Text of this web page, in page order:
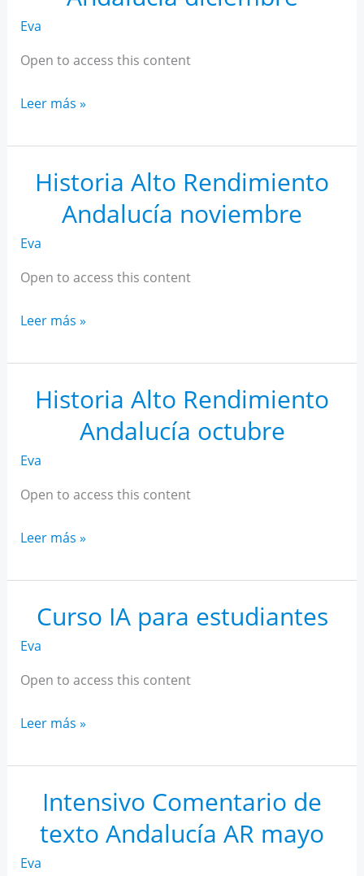
Eva
Open to access this content
Historia
Rendimiento
Andalucía
diciembre
Leer más »
Historia Alto Rendimiento
Andalucía noviembre
Eva
Open to access this content
Historia
Rendimiento
Andalucía
noviembre
Leer más »
Historia Alto Rendimiento
Andalucía octubre
Eva
Open to access this content
Historia
Rendimiento
Andalucía
octubre
Leer más »
Curso IA para estudiantes
Eva
Open to access this content
Curso
para
estudiantes
Leer más »
Intensivo Comentario de
texto Andalucía AR mayo
Eva